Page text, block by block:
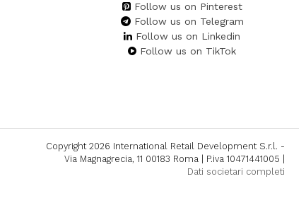
Follow us on Pinterest
Follow us on Telegram
Follow us on Linkedin
Follow us on TikTok
Copyright 2026 International Retail Development S.r.l. -
Via Magnagrecia, 11 00183 Roma | P.iva 10471441005 |
Dati societari completi